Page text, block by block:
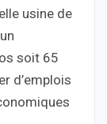
usine de
soit 65
d’emplois